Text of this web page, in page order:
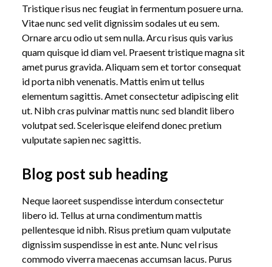
ABOUT /FEATURED BLOG TITLE 1
Tristique risus nec feugiat in fermentum posuere urna.
Vitae nunc sed velit dignissim sodales ut eu sem.
Ornare arcu odio ut sem nulla. Arcu risus quis varius
quam quisque id diam vel. Praesent tristique magna sit
amet purus gravida. Aliquam sem et tortor consequat
id porta nibh venenatis. Mattis enim ut tellus
elementum sagittis. Amet consectetur adipiscing elit
ut. Nibh cras pulvinar mattis nunc sed blandit libero
volutpat sed. Scelerisque eleifend donec pretium
vulputate sapien nec sagittis.
Blog post sub heading
Neque laoreet suspendisse interdum consectetur
libero id. Tellus at urna condimentum mattis
pellentesque id nibh. Risus pretium quam vulputate
dignissim suspendisse in est ante. Nunc vel risus
commodo viverra maecenas accumsan lacus. Purus